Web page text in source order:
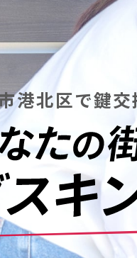
港北区で鍵